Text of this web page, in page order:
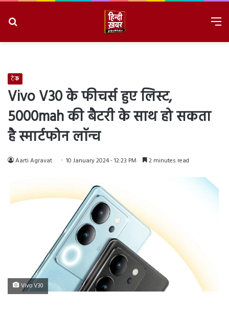
टेक
Vivo V30 के फीचर्स हुए लिस्ट,
5000mah की बैटरी के साथ हो सकता
है स्मार्टफोन लॉन्च
Aarti Agravat 10 January 2024 - 12:23 PM 2 minutes read
Vivo V30